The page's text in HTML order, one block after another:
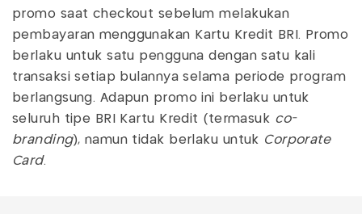
promo saat checkout sebelum melakukan
pembayaran menggunakan Kartu Kredit BRI. Promo
berlaku untuk satu pengguna dengan satu kali
transaksi setiap bulannya selama periode program
berlangsung. Adapun promo ini berlaku untuk
seluruh tipe BRI Kartu Kredit (termasuk co-
branding), namun tidak berlaku untuk Corporate
Card.